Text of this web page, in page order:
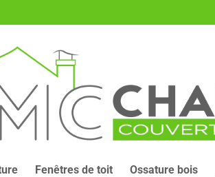
Fenêtres de toit Ossature bois